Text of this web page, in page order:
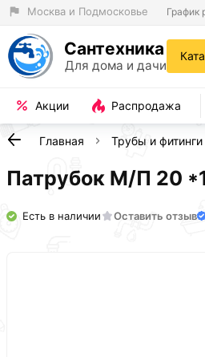
Москва и Подмосковье График
Сантехника
Для дома и дачи
Акции Распродажа
Главная Трубы и фитинги
Патрубок М/П 20
Есть в наличии Оставить отзыв